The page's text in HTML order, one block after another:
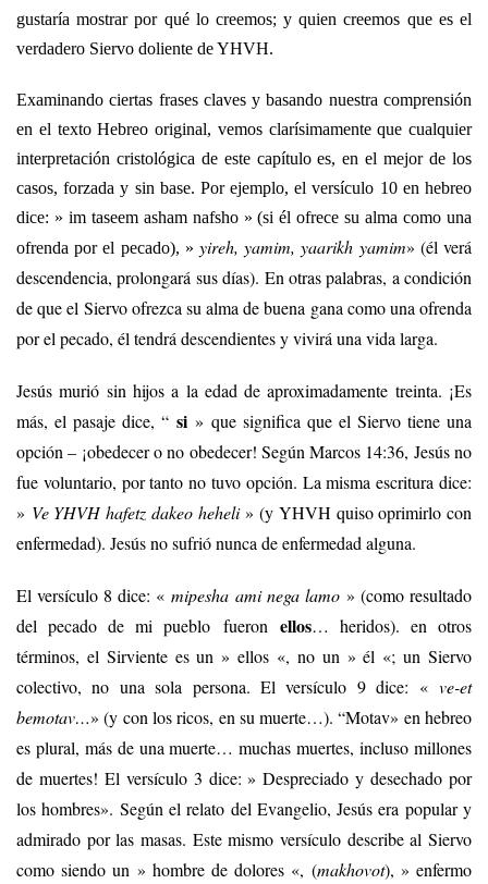
gustaría mostrar por qué lo creemos; y quien creemos que es el
verdadero Siervo doliente de YHVH.
Examinando ciertas frases claves y basando nuestra comprensión
en el texto Hebreo original, vemos clarísimamente que cualquier
interpretación cristológica de este capítulo es, en el mejor de los
casos, forzada y sin base. Por ejemplo, el versículo 10 en hebreo
dice: » im taseem asham nafsho » (si él ofrece su alma como una
ofrenda por el pecado), » yireh, yamim, yaarikh yamim» (él verá
descendencia, prolongará sus días). En otras palabras, a condición
de que el Siervo ofrezca su alma de buena gana como una ofrenda
por el pecado, él tendrá descendientes y vivirá una vida larga.
Jesús murió sin hijos a la edad de aproximadamente treinta. ¡Es
más, el pasaje dice, “si » que significa que el Siervo tiene una
opción – ¡obedecer o no obedecer! Según Marcos 14:36, Jesús no
fue voluntario, por tanto no tuvo opción. La misma escritura dice:
» Ve YHVH hafetz dakeo heheli» (y YHVH quiso oprimirlo con
enfermedad). Jesús no sufrió nunca de enfermedad alguna.
El versículo 8 dice: « mipesha ami nega lamo » (como resultado
del pecado de mi pueblo fueronellos… heridos). en otros
términos, el Sirviente es un » ellos «, no un » él «; un Siervo
colectivo, no una sola persona. El versículo 9 dice: «ve-et
bemotav…» (y con los ricos, en su muerte…). “Motav» en hebreo
es plural, más de una muerte… muchas muertes, incluso millones
de muertes! El versículo 3 dice: » Despreciado y desechado por
los hombres». Según el relato del Evangelio, Jesús era popular y
admirado por las masas. Este mismo versículo describe al Siervo
como siendo un » hombre de dolores «, (makhovot), » enfermo